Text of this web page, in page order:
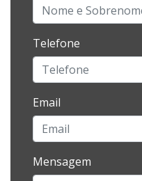
Telefone
Email
Mensagem